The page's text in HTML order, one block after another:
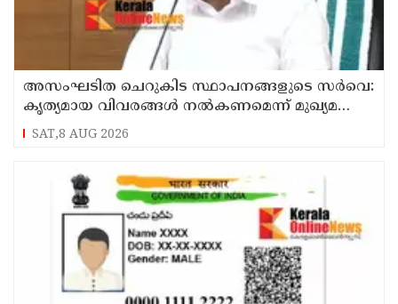
അസംഘടിത ചെറുകിട സ്ഥാപനങ്ങളുടെ സർവെ:
കൃത്യമായ വിവരങ്ങൾ നൽകണമെന്ന് മുഖ്യമന്ത്രി
വി ഡി സതീശൻ
SAT,8 AUG 2026